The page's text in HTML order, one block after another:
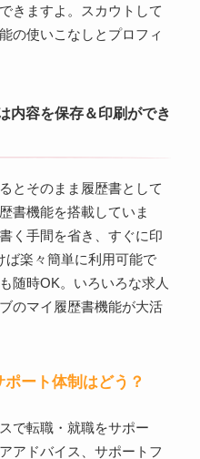
きますよ。スカウトして
の使いこなしとプロフィ
内容を保存＆印刷ができ
とそのまま履歴書として
書機能を搭載していま
く手間を省き、すぐに印
ば楽々簡単に利用可能で
随時OK。いろいろな求人
のマイ履歴書機能が大活
ート体制はどう？
で転職・就職をサポー
アドバイス、サポートフ